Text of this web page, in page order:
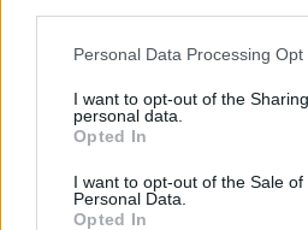
Personal Data Processing Opt
I want to opt-out of the
personal data.
Opted In
I want to opt-out of the Sale of
Personal Data.
Opted In
Lietuva
Varėnos rajoną ir vėl
talžė audra, nuvirtę
medžiai užtvėrė kelius